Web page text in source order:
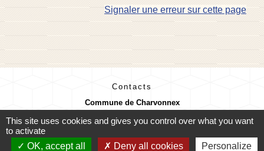
Signaler une erreur sur cette page
Contacts
Commune de Charvonnex
74370 Charvonnex - FRANCE
+33 4 50 60 32 48
This site uses cookies and gives you control over what you want
to activate
OK, accept all
Deny all cookies Personalize